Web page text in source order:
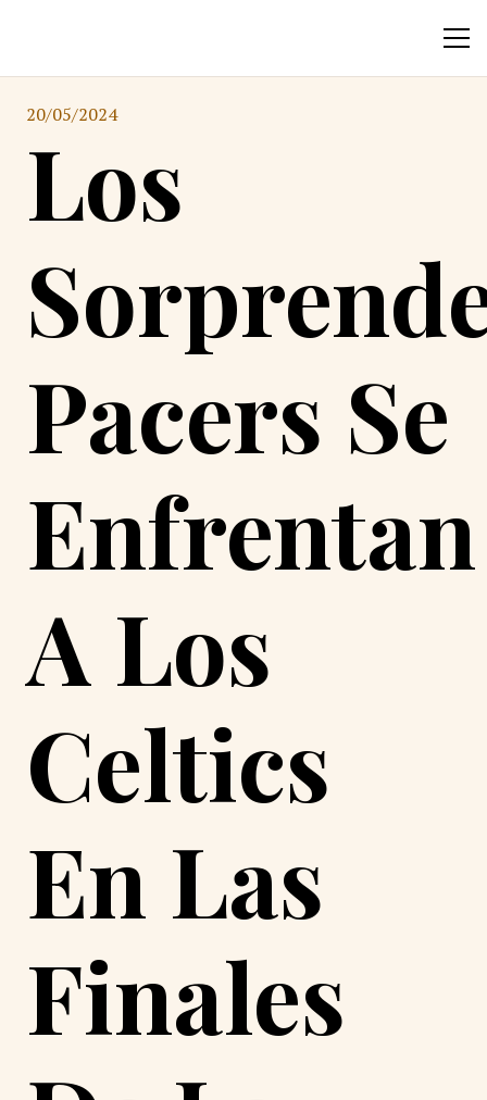
20/05/2024
Los
Pacers Se
Enfrentan
A Los
Celtics
En Las
Finales